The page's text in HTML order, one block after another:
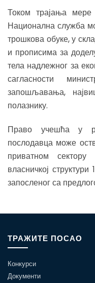
Током трајања
Национална служба
трошкова обуке, у
и прописима за
тела надлежног за
сагласности
запошљавања,
полазнику.
Право учешћа у
послодавца може
приватном
власничкој
запосленог са
ТРАЖИТЕ ПОСАО
Конкурси
Документи